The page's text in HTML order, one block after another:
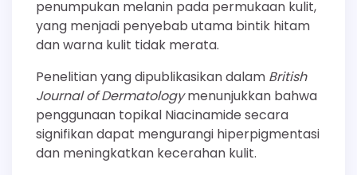
penumpukan melanin pada permukaan kulit,
yang menjadi penyebab utama bintik hitam
dan warna kulit tidak merata.
Penelitian yang dipublikasikan dalam British
Journal of Dermatologymenunjukkan bahwa
penggunaan topikal Niacinamide secara
signifikan dapat mengurangi hiperpigmentasi
dan meningkatkan kecerahan kulit.